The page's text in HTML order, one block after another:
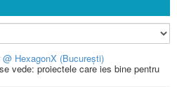
HexagonX (București)
vede: proiectele care ies bine pentru